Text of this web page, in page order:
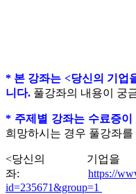
* 본 강좌는 <당신의 기업
니다. 풀강좌의 내용이 궁
* 주제별 강좌는 수료증
희망하시는 경우 풀강좌
<당신의 기
좌: https://
id=235671&group=1